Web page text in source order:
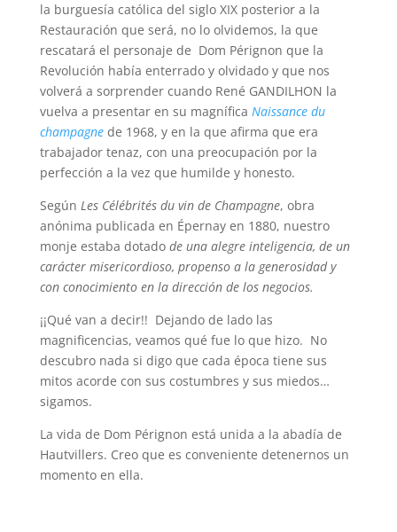
la burguesía católica del siglo XIX posterior a la
Restauración que será, no lo olvidemos, la que
rescatará el personaje de Dom Pérignon que la
Revolución había enterrado y olvidado y que nos
volverá a sorprender cuando René GANDILHON la
vuelva a presentar en su magnífica Naissance du
champagne de 1968, y en la que afirma que era
trabajador tenaz, con una preocupación por la
perfección a la vez que humilde y honesto.
Según Les Célébrités du vin de Champagne, obra
anónima publicada en Épernay en 1880, nuestro
monje estaba dotado de una alegre inteligencia, de un
carácter misericordioso, propenso a la generosidad y
con conocimiento en la dirección de los negocios.
¡¡Qué van a decir!! Dejando de lado las
magnificencias, veamos qué fue lo que hizo. No
descubro nada si digo que cada época tiene sus
mitos acorde con sus costumbres y sus miedos…
sigamos.
La vida de Dom Pérignon está unida a la abadía de
Hautvillers. Creo que es conveniente detenernos un
momento en ella.